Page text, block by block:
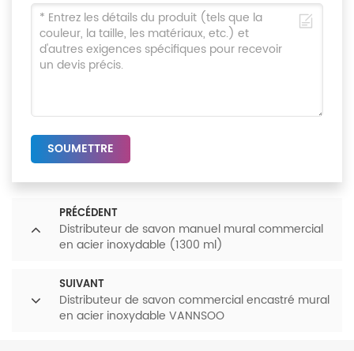
SOUMETTRE
PRÉCÉDENT
Distributeur de savon manuel mural commercial
en acier inoxydable (1300 ml)
SUIVANT
Distributeur de savon commercial encastré mural
en acier inoxydable VANNSOO